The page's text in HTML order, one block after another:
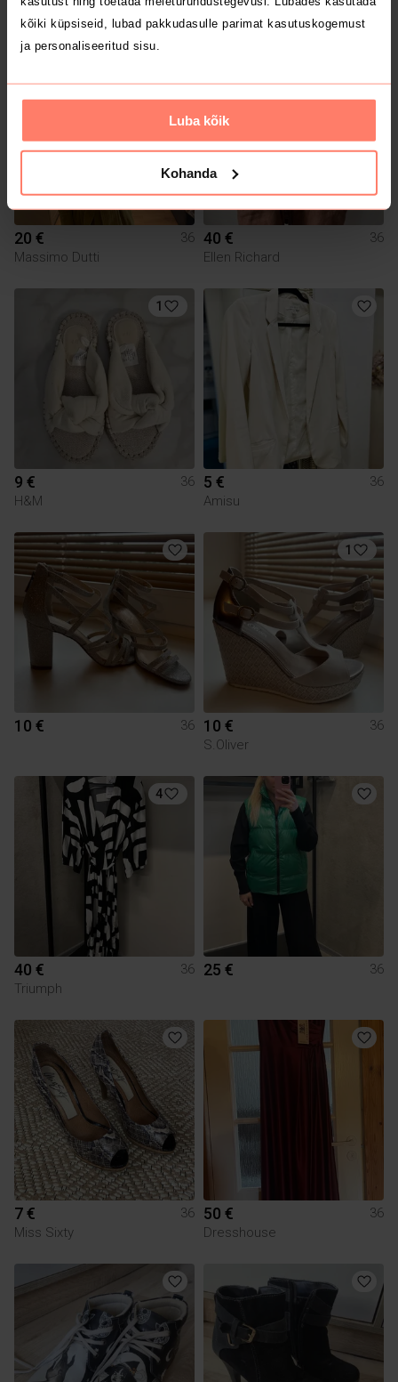
kõiki küpsiseid, lubad pakkudasulle parimat kasutuskogemust
ja personaliseeritud sisu.
Luba kõik
Kohanda
20 €
36
Massimo Dutti
40 €
36
Ellen Richard
1
9 €
36
H&M
5 €
36
Amisu
10 € 36
1
10 €
36
S.Oliver
4
40 €
36
Triumph
25 € 36
7 €
36
Miss Sixty
50 €
36
Dresshouse